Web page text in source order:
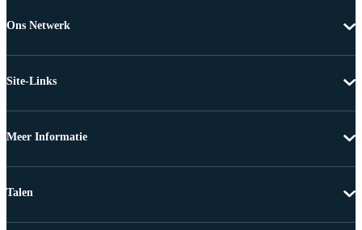
Ons Netwerk
Site-Links
Meer Informatie
Talen